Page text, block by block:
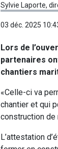
Sylvie Laporte,
03 déc. 2025
Lors de
partenaires
chantiers
«Celle-ci va
chantier et qui
construction de
L’attestation